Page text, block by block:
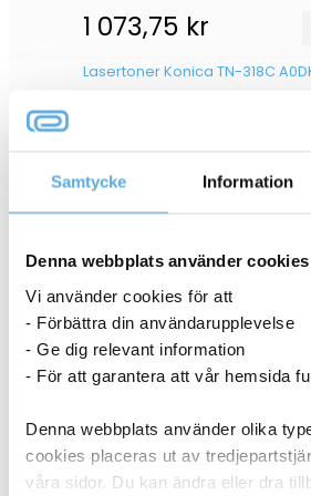
Samtycke Information
Denna webbplats använder cookies
Vi använder cookies för att
- Förbättra din användarupplevelse
- Ge dig relevant information
- För att garantera att vår hemsida
Denna webbplats använder olika
cookies placeras ut av
våra sidor. Du kan ändra eller dra
1 073,75 kr
Lasertoner Konica TN-318C
3-5 dagar
Lasertoner Minolta-QMS
003 magenta
27041277
2 973,75kr